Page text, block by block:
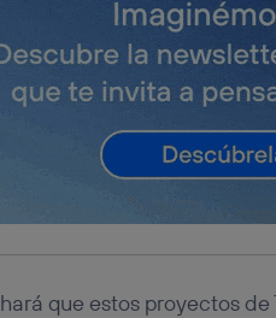
hará que estos proyectos